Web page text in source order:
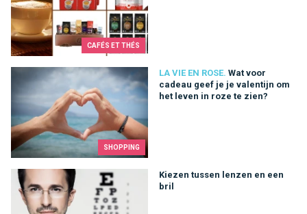
CAFÉS ET THÉS
SHOPPING
LA VIE EN ROSE. Wat voor
cadeau geef je je valentijn om
het leven in roze te zien?
Wat voor cadeau geef je je valentijn om het leven in roze te
Kiezen tussen lenzen en een
bril
Kiezen tussen lenzen en een bril